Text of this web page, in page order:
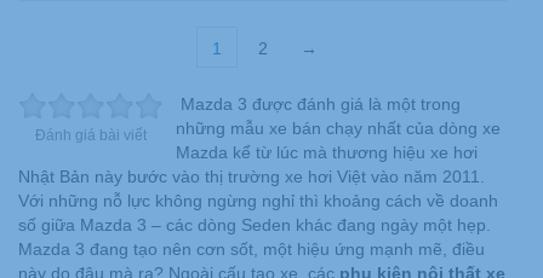
1 2 →
Đánh giá bài viết
Mazda 3 được đánh giá là một trong
những mẫu xe bán chạy nhất của dòng xe
Mazda kể từ lúc mà thương hiệu xe hơi
Nhật Bản này bước vào thị trường xe hơi Việt vào năm 2011.
Với những nỗ lực không ngừng nghỉ thì khoảng cách về doanh
số giữa Mazda 3 – các dòng Seden khác đang ngày một hẹp.
Mazda 3 đang tạo nên cơn sốt, một hiệu ứng mạnh mẽ, điều
này do đâu mà ra? Ngoài cấu tạo xe, các phụ kiện nội thất xe